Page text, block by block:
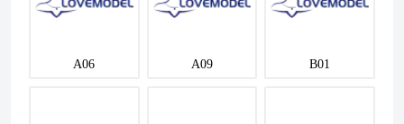
A06 A09 B01